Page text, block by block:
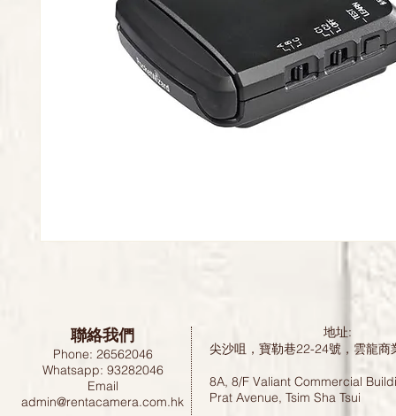
聯絡我們
Phone: 26562046
Whatsapp: 93282046
Email
admin@rentacamera.com.hk
地址:
尖沙咀，寶勒巷22-24號，雲龍
8A, 8/F Valiant Commercial
Prat Avenue, Tsim Sha Tsui